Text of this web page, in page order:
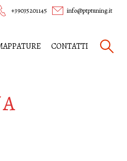
+39035201145 info@ptptuning.it
CONTATTI